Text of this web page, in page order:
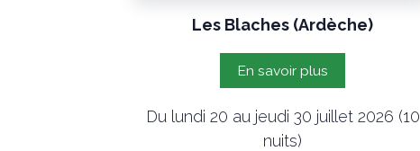
Les Blaches (Ardèche)
En savoir plus
Du lundi 20 au jeudi 30 juillet 2026 (10
nuits)